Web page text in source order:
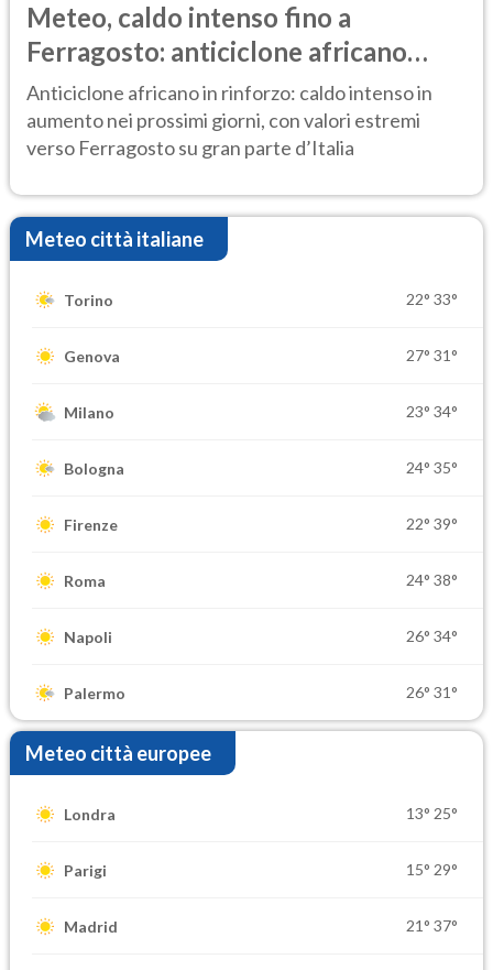
Meteo, caldo intenso fino a
Ferragosto: anticiclone africano
ancora protagonista
Anticiclone africano in rinforzo: caldo intenso in
aumento nei prossimi giorni, con valori estremi
verso Ferragosto su gran parte d’Italia
Meteo città italiane
Torino 22° 33°
Genova 27° 31°
Milano 23° 34°
Bologna 24° 35°
Firenze 22° 39°
Roma 24° 38°
Napoli 26° 34°
Palermo 26° 31°
Meteo città europee
Londra 13° 25°
Parigi 15° 29°
Madrid 21° 37°